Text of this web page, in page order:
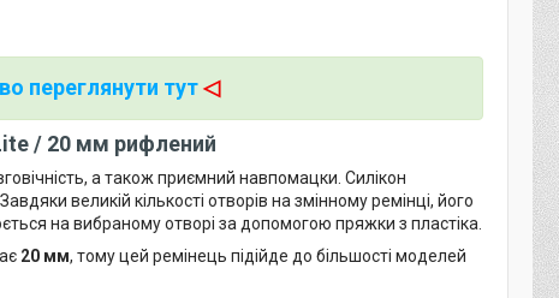
переглянути тут◁
/ 20 мм рифлений
а також приємний навпомацки. Силікон
великій кількості отворів на змінному ремінці, його
на вибраному отворі за допомогою пряжки з пластіка.
20 мм, тому цей ремінець підійде до більшості моделей